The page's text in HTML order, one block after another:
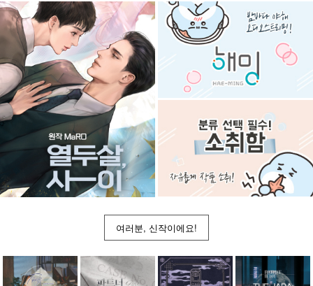
Previous
여러분, 신작이에요!